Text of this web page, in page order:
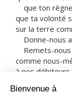
que ton
que ta volonté
sur la terre
Donne-nous
Remets-
comme nous-
à nos débiteurs.